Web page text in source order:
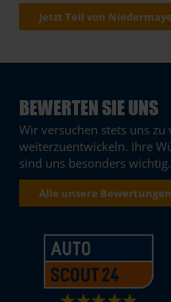
Jetzt Teil von
BEWERTEN SIE UNS
Wir versuchen stets uns zu
weiterzuentwickeln. Ihre
sind uns besonders wichtig.
Alle unsere